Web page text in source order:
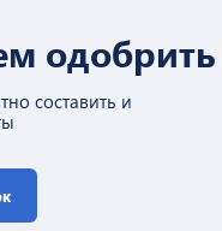
одобрить
составить и